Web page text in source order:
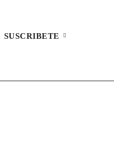
SUSCRIBETE